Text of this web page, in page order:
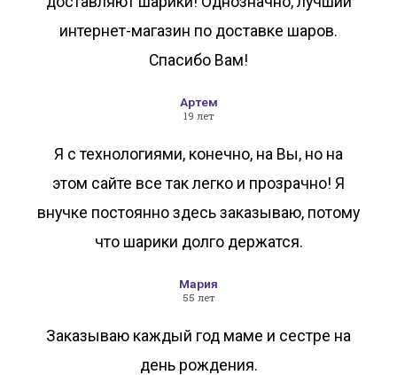
интернет-магазин по доставке шаров.
Спасибо Вам!
Артем
19 лет
Я с технологиями, конечно, на Вы, но на
этом сайте все так легко и прозрачно! Я
внучке постоянно здесь заказываю, потому
что шарики долго держатся.
Мария
55 лет
Заказываю каждый год маме и сестре на
день рождения.